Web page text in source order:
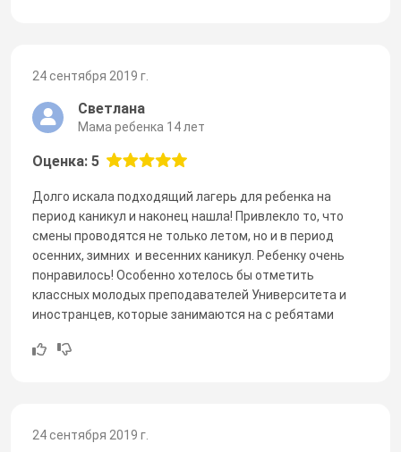
24 сентября 2019 г.
Светлана
Мама ребенка 14 лет
Оценка: 5
Долго искала подходящий лагерь для ребенка на
период каникул и наконец нашла! Привлекло то, что
смены проводятся не только летом, но и в период
осенних, зимних и весенних каникул. Ребенку очень
понравилось! Особенно хотелось бы отметить
классных молодых преподавателей Университета и
иностранцев, которые занимаются на с ребятами
24 сентября 2019 г.